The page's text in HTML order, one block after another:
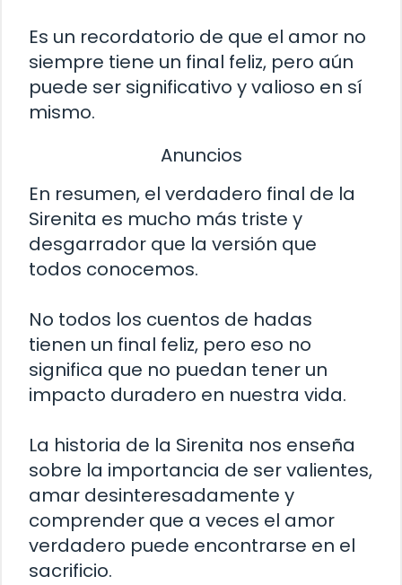
Es un recordatorio de que el amor no
siempre tiene un final feliz, pero aún
puede ser significativo y valioso en sí
mismo.
Anuncios
En resumen, el verdadero final de la
Sirenita es mucho más triste y
desgarrador que la versión que
todos conocemos.
No todos los cuentos de hadas
tienen un final feliz, pero eso no
significa que no puedan tener un
impacto duradero en nuestra vida.
La historia de la Sirenita nos enseña
sobre la importancia de ser valientes,
amar desinteresadamente y
comprender que a veces el amor
verdadero puede encontrarse en el
sacrificio.